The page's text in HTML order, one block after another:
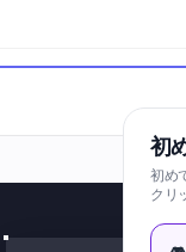
初
初め
クリ